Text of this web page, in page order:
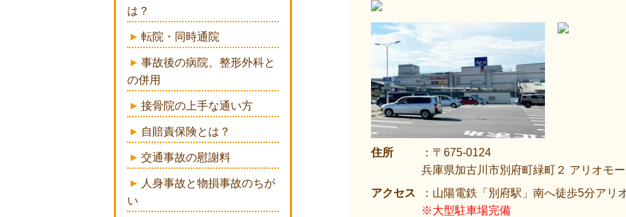
住所
：〒675-0124
兵庫県加古川市別府町緑町２ アリオモ
アクセス
：山陽電鉄「別府駅」南へ徒歩5分アリ
※大型駐車場完備
は？
転院・同時通院
事故後の病院、整形外科と
の併用
接骨院の上手な通い方
自賠責保険とは？
交通事故の慰謝料
人身事故と物損事故のちが
い